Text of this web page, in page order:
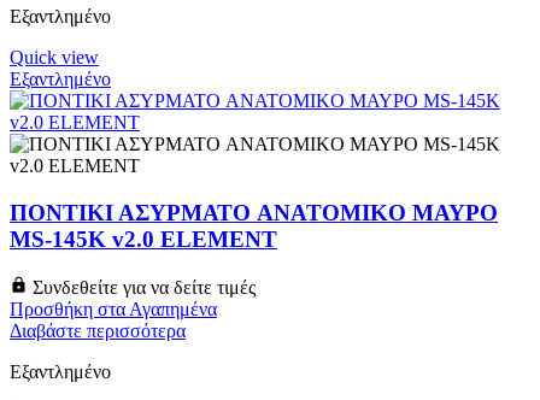
Εξαντλημένο
Quick view
Εξαντλημένο
ΠΟΝΤΙΚΙ ΑΣΥΡΜΑΤΟ ANATOMIKO ΜΑΥΡΟ
MS-145K v2.0 ELEMENT
Συνδεθείτε για να δείτε τιμές
Προσθήκη στα Αγαπημένα
Διαβάστε περισσότερα
Εξαντλημένο